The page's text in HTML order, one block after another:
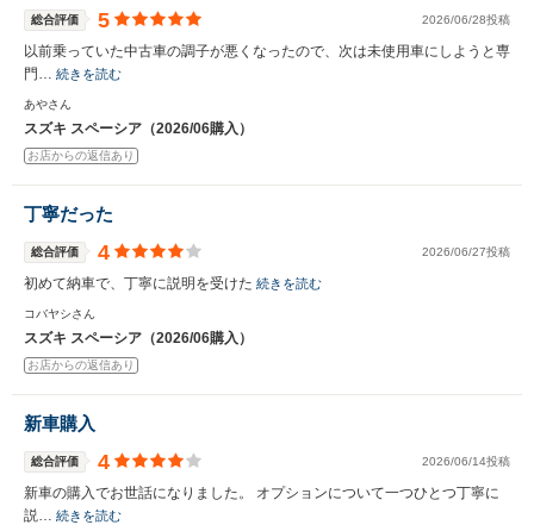
総合評価 5 2026/06/28投稿
以前乗っていた中古車の調子が悪くなったので、次は未使用車にしようと専
門… 続きを読む
あやさん
スズキ スペーシア（2026/06購入）
お店からの返信あり
丁寧だった
総合評価 4 2026/06/27投稿
初めて納車で、丁寧に説明を受けた 続きを読む
コバヤシさん
スズキ スペーシア（2026/06購入）
お店からの返信あり
新車購入
総合評価 4 2026/06/14投稿
新車の購入でお世話になりました。 オプションについて一つひとつ丁寧に
説… 続きを読む